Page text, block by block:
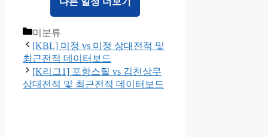
Categories
미분류
[KBL] 미정 vs 미정 상대전적 및
최근전적 데이터보드
[K리그1] 포항스틸 vs 김천상무
상대전적 및 최근전적 데이터보드